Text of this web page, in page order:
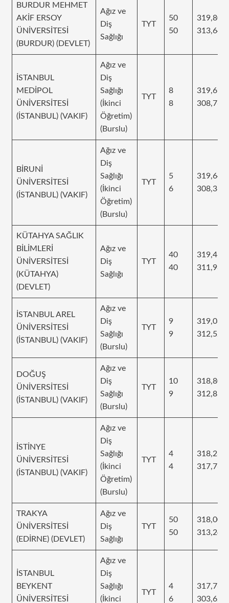
BURDUR MEHMET
AKİF ERSOY
ÜNİVERSİTESİ
(BURDUR) (DEVLET)
Ağız ve
Diş
Sağlığı
TYT
50
50
319,805
313,646
İSTANBUL
MEDİPOL
ÜNİVERSİTESİ
(İSTANBUL) (VAKIF)
Ağız ve
Diş
Sağlığı
(İkinci
Öğretim)
(Burslu)
TYT
8
8
319,691
308,769
BİRUNİ
ÜNİVERSİTESİ
(İSTANBUL) (VAKIF)
Ağız ve
Diş
Sağlığı
(İkinci
Öğretim)
(Burslu)
TYT
5
6
319,64
308,369
KÜTAHYA SAĞLIK
BİLİMLERİ
ÜNİVERSİTESİ
(KÜTAHYA)
(DEVLET)
Ağız ve
Diş
Sağlığı
TYT
40
40
319,465
311,985
İSTANBUL AREL
ÜNİVERSİTESİ
(İSTANBUL) (VAKIF)
Ağız ve
Diş
Sağlığı
(Burslu)
TYT
9
9
319,085
312,521
DOĞUŞ
ÜNİVERSİTESİ
(İSTANBUL) (VAKIF)
Ağız ve
Diş
Sağlığı
(Burslu)
TYT
10
9
318,808
312,832
İSTİNYE
ÜNİVERSİTESİ
(İSTANBUL) (VAKIF)
Ağız ve
Diş
Sağlığı
(İkinci
Öğretim)
(Burslu)
TYT
4
4
318,265
317,761
TRAKYA
ÜNİVERSİTESİ
(EDİRNE) (DEVLET)
Ağız ve
Diş
Sağlığı
TYT
50
50
318,002
313,248
İSTANBUL
BEYKENT
ÜNİVERSİTESİ
Ağız ve
Diş
Sağlığı
(İkinci
TYT
4
6
317,761
303,624